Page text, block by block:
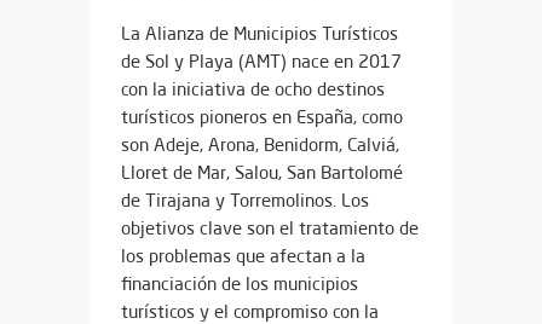
La Alianza de Municipios Turísticos
de Sol y Playa (AMT) nace en 2017
con la iniciativa de ocho destinos
turísticos pioneros en España, como
son Adeje, Arona, Benidorm, Calviá,
Lloret de Mar, Salou, San Bartolomé
de Tirajana y Torremolinos. Los
objetivos clave son el tratamiento de
los problemas que afectan a la
financiación de los municipios
turísticos y el compromiso con la